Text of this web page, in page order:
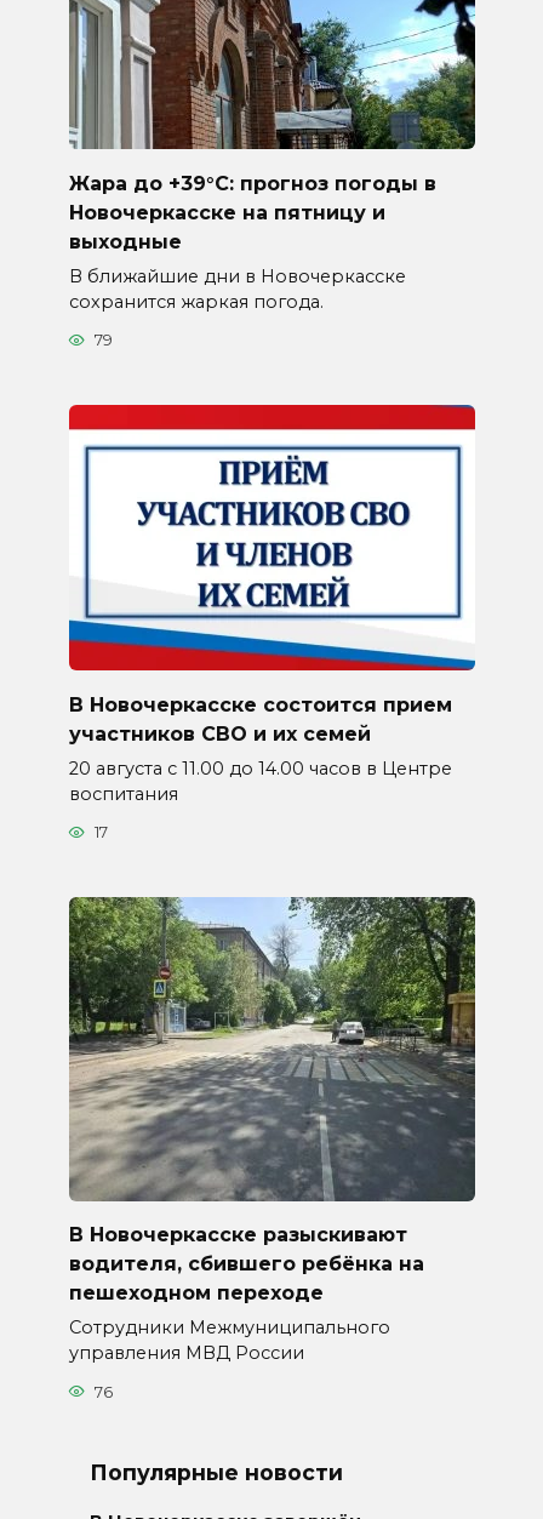
Жара до +39°C: прогноз погоды в
Новочеркасске на пятницу и
выходные
В ближайшие дни в Новочеркасске
сохранится жаркая погода.
79
В Новочеркасске состоится прием
участников СВО и их семей
20 августа с 11.00 до 14.00 часов в Центре
воспитания
17
В Новочеркасске разыскивают
водителя, сбившего ребёнка на
пешеходном переходе
Сотрудники Межмуниципального
управления МВД России
76
Популярные новости